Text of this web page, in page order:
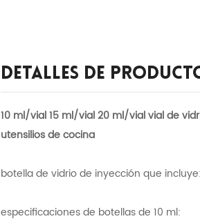
Detalles De
10 ml/vial 15 ml/vial 20 ml/vial vial de
utensilios de cocina
botella de vidrio de inyección que
especificaciones de botellas de 10 ml: